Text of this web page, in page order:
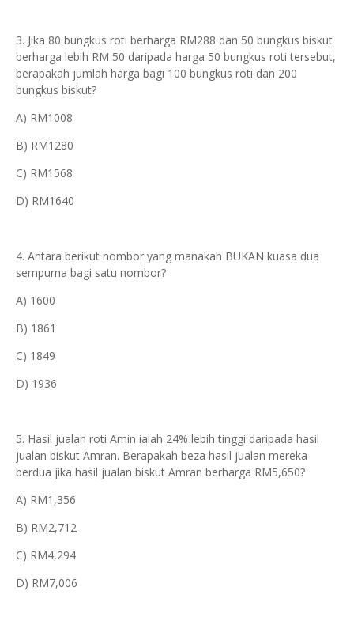
3. Jika 80 bungkus roti berharga RM288 dan 50 bungkus biskut
berharga lebih RM 50 daripada harga 50 bungkus roti tersebut,
berapakah jumlah harga bagi 100 bungkus roti dan 200
bungkus biskut?
A) RM1008
B) RM1280
C) RM1568
D) RM1640
4. Antara berikut nombor yang manakah BUKAN kuasa dua
sempurna bagi satu nombor?
A) 1600
B) 1861
C) 1849
D) 1936
5. Hasil jualan roti Amin ialah 24% lebih tinggi daripada hasil
jualan biskut Amran. Berapakah beza hasil jualan mereka
berdua jika hasil jualan biskut Amran berharga RM5,650?
A) RM1,356
B) RM2,712
C) RM4,294
D) RM7,006